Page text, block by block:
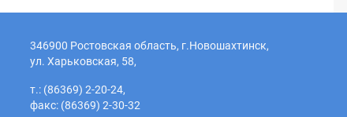
346900 Ростовская область, г.Новошахтинск,
ул. Харьковская, 58,
т.: (86369) 2-20-24,
факс: (86369) 2-30-32